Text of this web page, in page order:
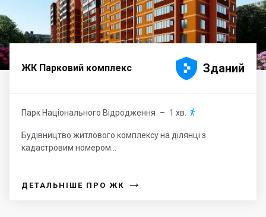
ЖК Парковий комплекс 



 Зданий
Парк Національного Відродження – 1 хв. 
Будівництво житлового комплексу на ділянці з
кадастровим номером...
ДЕТАЛЬНІШЕ ПРО ЖК →